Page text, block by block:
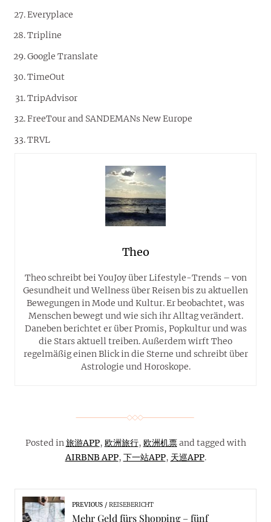
Everyplace
Tripline
Google Translate
TimeOut
TripAdvisor
FreeTour and SANDEMANs New Europe
TRVL
Theo
Theo schreibt bei YouJoy über Lifestyle-Trends – von
Gesundheit und Wellness über Reisen bis zu aktuellen
Bewegungen in Mode und Kultur. Er beobachtet, was
Menschen bewegt und wie sich ihr Alltag verändert.
Daneben berichtet er über Promis, Popkultur und was
die Stars aktuell treiben. Außerdem wirft Theo
regelmäßig einen Blick in die Sterne und schreibt über
Astrologie und Horoskope.
Posted in旅游APP, 欧洲旅行, 欧洲机票and tagged with
AIRBNB APP, 下一站APP, 天巡APP.
PREVIOUS REISEBERICHT
Mehr Geld fürs Shopping – fünf